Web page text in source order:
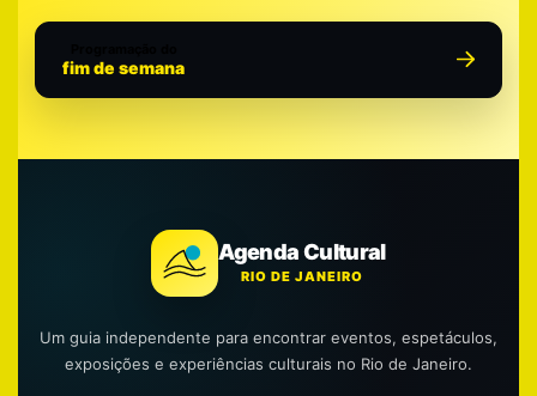
fim de semana
Agenda Cultural
RIO DE JANEIRO
Um guia independente para encontrar eventos, espetáculos,
exposições e experiências culturais no Rio de Janeiro.